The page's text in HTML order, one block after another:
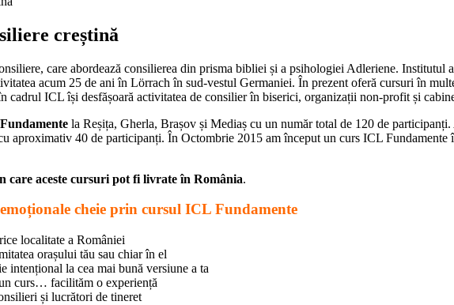
creștină
care abordează consilierea din prisma bibliei și a psihologiei Adleriene. Institutul
acum 25 de ani în Lörrach în sud-vestul Germaniei. În prezent oferă cursuri în
ICL își desfășoară activitatea de consilier în biserici, organizații non-profit și
la Reșița, Gherla, Brașov și Mediaș cu un număr total de 120 de
aproximativ 40 de participanți. În Octombrie 2015 am început un curs ICL Fundamente
care aceste cursuri pot fi livrate în România.
cheie prin cursul ICL Fundamente
localitate a României
orașului tău sau chiar în el
intențional la cea mai bună versiune a ta
curs… facilităm o experiență
și lucrători de tineret